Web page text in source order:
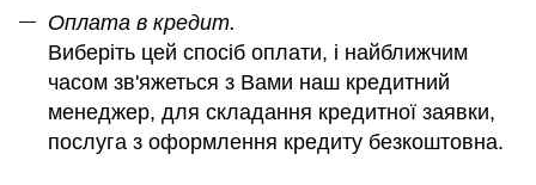
Оплата в кредит.
Виберіть цей спосіб оплати, і найближчим
часом зв'яжеться з Вами наш кредитний
менеджер, для складання кредитної заявки,
послуга з оформлення кредиту безкоштовна.